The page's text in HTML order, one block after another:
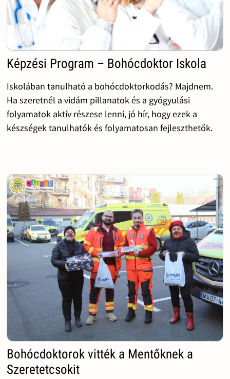
Képzési Program – Bohócdoktor Iskola
Iskolában tanulható a bohócdoktorkodás? Majdnem.
Ha szeretnél a vidám pillanatok és a gyógyulási
folyamatok aktív részese lenni, jó hír, hogy ezek a
készségek tanulhatók és folyamatosan fejleszthetők.
Bohócdoktorok vitték a Mentőknek a
Szeretetcsokit